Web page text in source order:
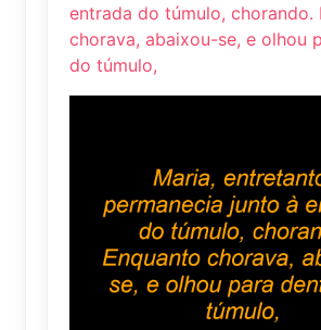
entrada do túmulo, chorando.
chorava, abaixou-se, e olhou
do túmulo,